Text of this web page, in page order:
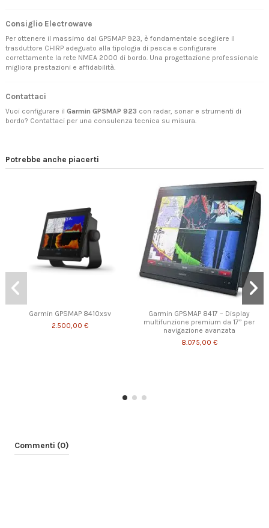
Consiglio Electrowave
Per ottenere il massimo dal GPSMAP 923, è fondamentale scegliere il
trasduttore CHIRP adeguato alla tipologia di pesca e configurare
correttamente la rete NMEA 2000 di bordo. Una progettazione professionale
migliora prestazioni e affidabilità.
Contattaci
Vuoi configurare il Garmin GPSMAP 923 con radar, sonar e strumenti di
bordo? Contattaci per una consulenza tecnica su misura.
Potrebbe anche piacerti
Garmin GPSMAP 8410xsv
2.500,00 €
Garmin GPSMAP 8417 – Display
multifunzione premium da 17” per
navigazione avanzata
8.075,00 €
Commenti (0)